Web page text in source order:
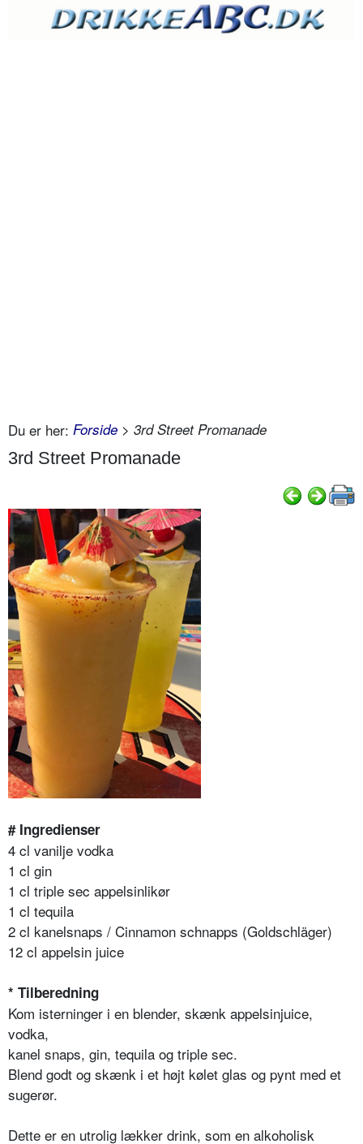
Du er her: Forside > 3rd Street Promanade
3rd Street Promanade
# Ingredienser
4 cl vanilje vodka
1 cl gin
1 cl triple sec appelsinlikør
1 cl tequila
2 cl kanelsnaps / Cinnamon schnapps (Goldschläger)
12 cl appelsin juice
* Tilberedning
Kom isterninger i en blender, skænk appelsinjuice,
vodka,
kanel snaps, gin, tequila og triple sec.
Blend godt og skænk i et højt kølet glas og pynt med et
sugerør.
Dette er en utrolig lækker drink, som en alkoholisk